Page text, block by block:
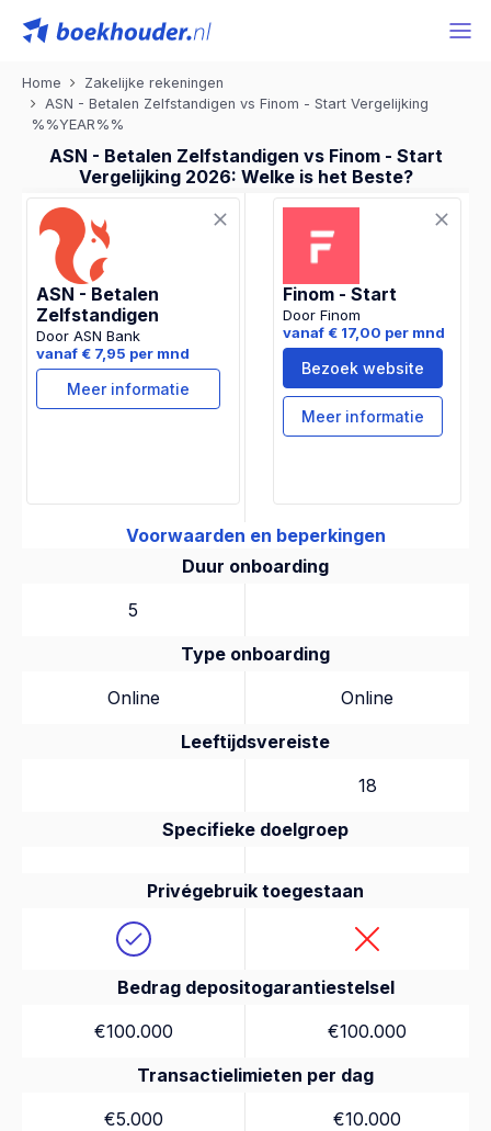
Home
Zakelijke rekeningen
ASN - Betalen Zelfstandigen vs Finom - Start Vergelijking
%%YEAR%%
ASN - Betalen Zelfstandigen vs Finom - Start
Vergelijking 2026: Welke is het Beste?
ASN - Betalen
Zelfstandigen
Door ASN Bank
vanaf € 7,95 per mnd
Meer informatie
Finom - Start
Door Finom
vanaf € 17,00 per mnd
Bezoek website
Meer informatie
Voorwaarden en beperkingen
Duur onboarding
5
Type onboarding
Online
Online
Leeftijdsvereiste
18
Specifieke doelgroep
Privégebruik toegestaan
Bedrag depositogarantiestelsel
€100.000
€100.000
Transactielimieten per dag
€5.000
€10.000